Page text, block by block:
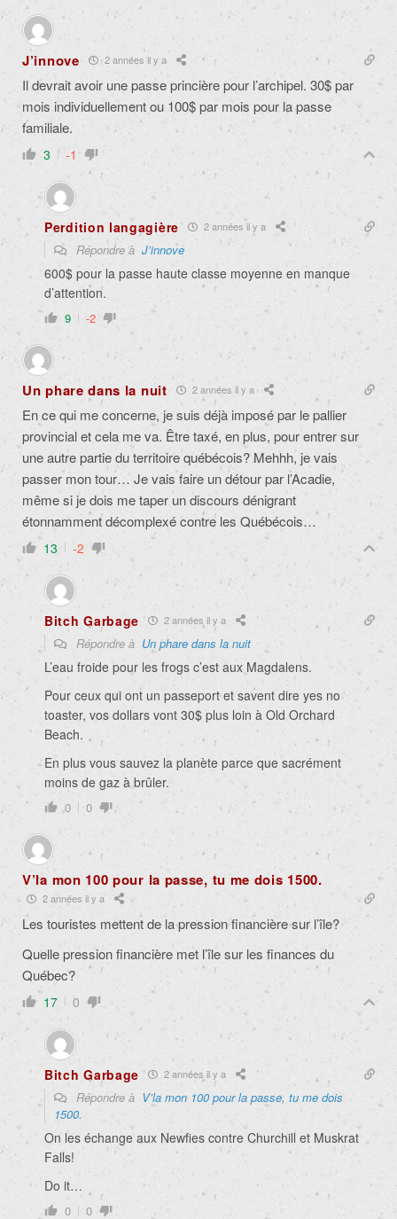
J’innove 2 années il y a
Il devrait avoir une passe princière pour l’archipel. 30$ par
mois individuellement ou 100$ par mois pour la passe
familiale.
3 -1
Perdition langagière 2 années il y a
Répondre à J’innove
600$ pour la passe haute classe moyenne en manque
d’attention.
9 -2
Un phare dans la nuit 2 années il y a
En ce qui me concerne, je suis déjà imposé par le pallier
provincial et cela me va. Être taxé, en plus, pour entrer sur
une autre partie du territoire québécois? Mehhh, je vais
passer mon tour… Je vais faire un détour par l’Acadie,
même si je dois me taper un discours dénigrant
étonnamment décomplexé contre les Québécois…
13 -2
Bitch Garbage 2 années il y a
Répondre à Un phare dans la nuit
L’eau froide pour les frogs c’est aux Magdalens.
Pour ceux qui ont un passeport et savent dire yes no
toaster, vos dollars vont 30$ plus loin à Old Orchard
Beach.
En plus vous sauvez la planète parce que sacrément
moins de gaz à brûler.
0 0
V’la mon 100 pour la passe, tu me dois 1500.
2 années il y a
Les touristes mettent de la pression financière sur l’île?
Quelle pression financière met l’île sur les finances du
Québec?
17 0
Bitch Garbage 2 années il y a
Répondre à V’la mon 100 pour la passe, tu me dois
1500.
On les échange aux Newfies contre Churchill et Muskrat
Falls!
Do it…
0 0